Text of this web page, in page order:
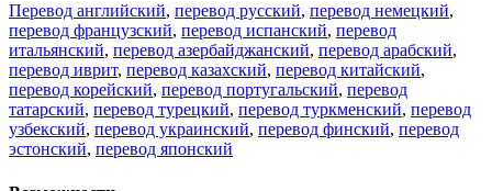
Перевод английский, перевод русский, перевод немецкий,
перевод французский, перевод испанский, перевод
итальянский, перевод азербайджанский, перевод арабский,
перевод иврит, перевод казахский, перевод китайский,
перевод корейский, перевод португальский, перевод
татарский, перевод турецкий, перевод туркменский, перевод
узбекский, перевод украинский, перевод финский, перевод
эстонский, перевод японский